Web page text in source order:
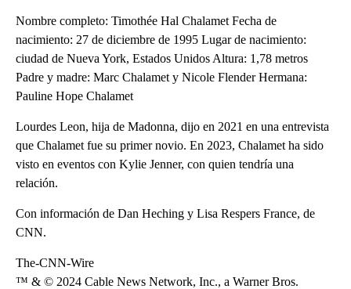
Nombre completo: Timothée Hal Chalamet Fecha de
nacimiento: 27 de diciembre de 1995 Lugar de nacimiento:
ciudad de Nueva York, Estados Unidos Altura: 1,78 metros
Padre y madre: Marc Chalamet y Nicole Flender Hermana:
Pauline Hope Chalamet
Lourdes Leon, hija de Madonna, dijo en 2021 en una entrevista
que Chalamet fue su primer novio. En 2023, Chalamet ha sido
visto en eventos con Kylie Jenner, con quien tendría una
relación.
Con información de Dan Heching y Lisa Respers France, de
CNN.
The-CNN-Wire
™ & © 2024 Cable News Network, Inc., a Warner Bros.